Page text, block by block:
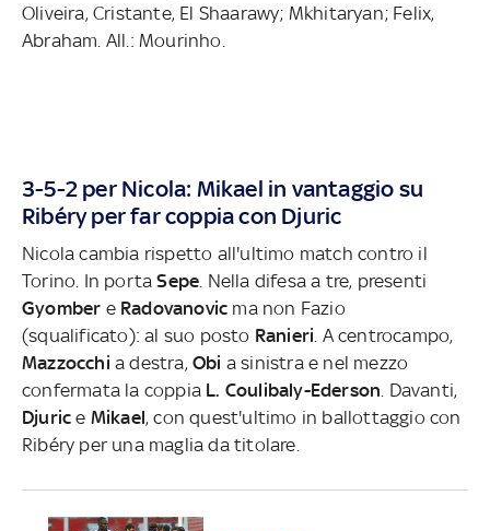
Oliveira, Cristante, El Shaarawy; Mkhitaryan; Felix,
Abraham. All.: Mourinho.
3-5-2 per Nicola: Mikael in vantaggio su
Ribéry per far coppia con Djuric
Nicola cambia rispetto all'ultimo match contro il
Torino. In portaSepe . Nella difesa a tre, presenti
Gyomber e Radovanovic ma non Fazio
(squalificato): al suo posto Ranieri . A centrocampo,
Mazzocchi a destra, Obi a sinistra e nel mezzo
confermata la coppia L. Coulibaly-Ederson . Davanti,
Djurice Mikael, con quest'ultimo in ballottaggio con
Ribéry per una maglia da titolare.